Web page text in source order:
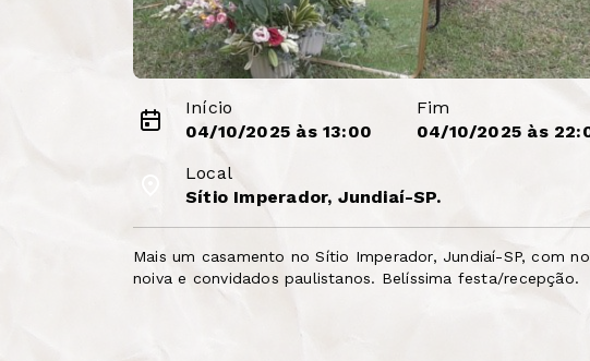
Início
04/10/2025 às 13:00
Fim
04/10/2025 às
Local
Sítio Imperador, Jundiaí-SP.
Mais um casamento no Sítio Imperador, Jundiaí-SP, com
noiva e convidados paulistanos. Belíssima festa/recepção.